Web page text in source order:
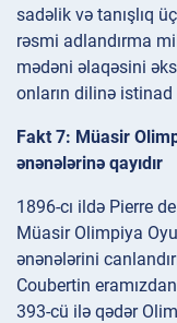
sadəlik və tanışlıq
rəsmi adlandırma
mədəni əlaqəsini
onların dilinə istinad
Fakt 7: Müasir
ənənələrinə qayıdır
1896-cı ildə Pierre
Müasir Olimpiya
ənənələrini
Coubertin
393-cü ilə qədər